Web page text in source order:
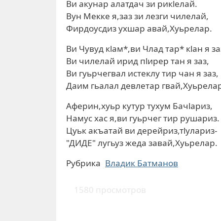
Ви акунар алатдач зи рикlелай.
Вун Мекке я,заз зи лезги чилелай,
Фирдоусдиз ухшар авай,Хуьрелар.
Ви Чувуд кlам*,ви Члад тар* кlан я
Ви чилелай ирид пlирер тан я заз,
Ви гуьрчегвал истеклу тир чан я заз,
Даим гьалал девлетар
Аферин,хуьр кутур тухум Бачlариз,
Намус хас я,ви гуьрчег тир рушариз.
Цуьк акъатай ви дерейриз,тlулариз-
"ДИДЕ" лугьуз жеда завай,Хуьрелар.
Рубрика Влaдик Батманов
1580 просмотров